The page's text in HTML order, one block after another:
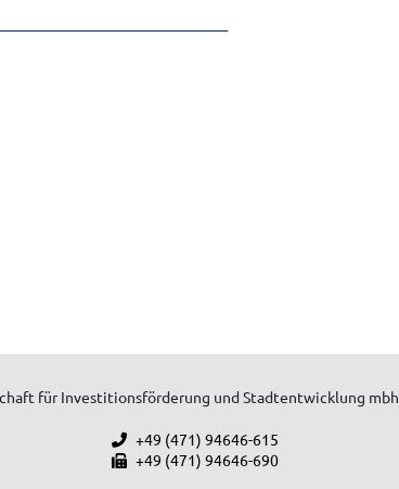
für Investitionsförderung und Stadtentwicklung mbh
+49 (471) 94646-615
+49 (471) 94646-690